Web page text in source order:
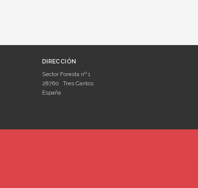
DIRECCIÓN
Sector Foresta nº 1
28760
Tres Cantos
España